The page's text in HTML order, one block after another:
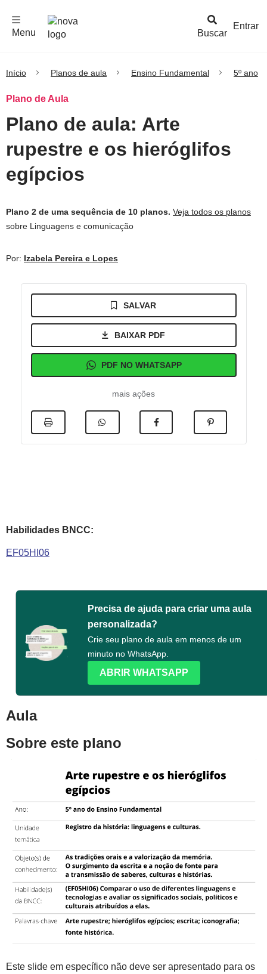
Buscar
Menu
Entrar
Início Planos de aula Ensino Fundamental 5º ano
Plano de Aula
Plano de aula: Arte
rupestre e os hieróglifos
egípcios
Plano 2 de uma sequência de 10 planos. Veja todos os planos
sobre Linguagens e comunicação
Por: Izabela Pereira e Lopes
SALVAR
BAIXAR PDF
PDF NO WHATSAPP
mais ações
Habilidades BNCC:
EF05HI06
Precisa de ajuda para criar uma aula
personalizada?
Crie seu plano de aula em menos de um
minuto no WhatsApp.
ABRIR WHATSAPP
Aula
Sobre este plano
Este slide em específico não deve ser apresentado para os